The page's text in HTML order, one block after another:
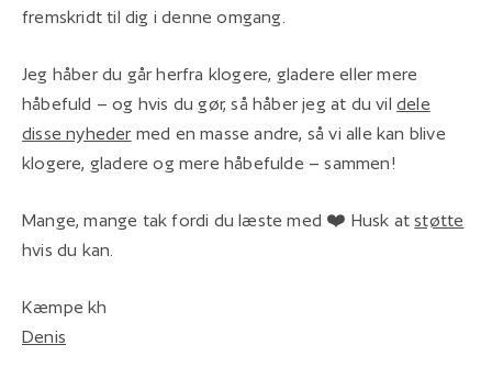
fremskridt til dig i denne omgang.
Jeg håber du går herfra klogere, gladere eller mere
håbefuld – og hvis du gør, så håber jeg at du vildele
disse nyhedermed en masse andre, så vi alle kan blive
klogere, gladere og mere håbefulde – sammen!
Mange, mange tak fordi du læste med ❤️ Husk atstøtte
hvis du kan.
Kæmpe kh
Denis